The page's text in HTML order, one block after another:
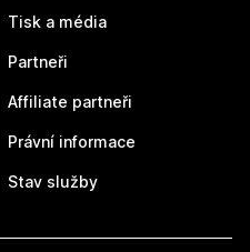
Tisk a média
Partneři
Affiliate partneři
Právní informace
Stav služby